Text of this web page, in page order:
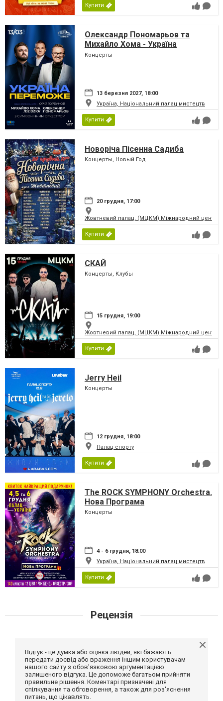
Купити
Олександр Пономарьов та
Михайло Хома - Україна
Переможе!
Концерты
13 березня 2027, 18:00
Україна, Національний палац мистецтв
Купити
Новоріча Пісенна Садиба
Концерты, Новый Год
20 грудня, 17:00
Жовтневий палац, (МЦКМ) Міжнародний центр
Купити
СКАЙ
Концерты, Клубы
15 грудня, 19:00
Жовтневий палац, (МЦКМ) Міжнародний центр
Купити
Jerry Heil
Концерты
12 грудня, 18:00
Палац спорту
Купити
The ROCK SYMPHONY Orchestra.
Нова Програма
Концерты
4 - 6 грудня, 18:00
Україна, Національний палац мистецтв
Купити
Рецензія
Відгук - це думка або оцінка людей, які бажають
передати досвід або враження іншим користувачам
нашого сайту з обов'язковою аргументацією
залишеного відгука. Це допоможе багатьом прийняти
правильне рішення. Коментарі призначені для
спілкування та обговорення, а також для роз'яснення
питань, що цікавлять.